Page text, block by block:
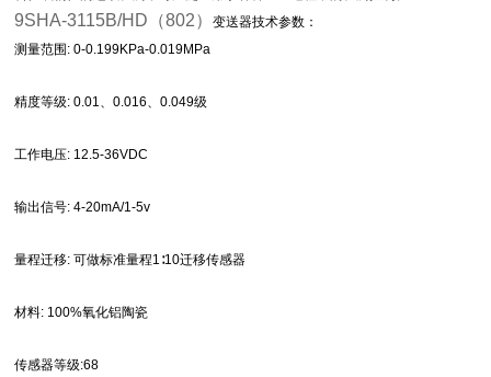
9SHA-3115B/HD（802）变送器技术参数：
测量范围: 0-0.199KPa-0.019MPa
精度等级: 0.01、0.016、0.049级
工作电压: 12.5-36VDC
输出信号: 4-20mA/1-5v
量程迁移: 可做标准量程1∶10迁移传感器
材料: 100%氧化铝陶瓷
传感器等级:68